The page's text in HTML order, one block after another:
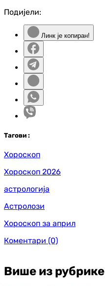
Подијели:
Линк је копиран!
Тагови :
Хороскоп
Хороскоп 2026
астрологија
Астролози
Хороскоп за април
Коментари (0)
Више из рубрике